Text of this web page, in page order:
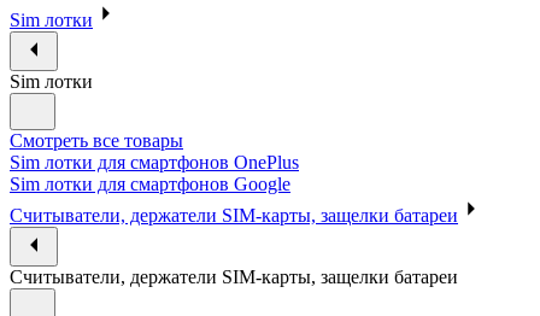
Sim лотки
Sim лотки
Смотреть все товары
Sim лотки для смартфонов OnePlus
Sim лотки для смартфонов Google
Считыватели, держатели SIM-карты, защелки батареи
Считыватели, держатели SIM-карты, защелки батареи